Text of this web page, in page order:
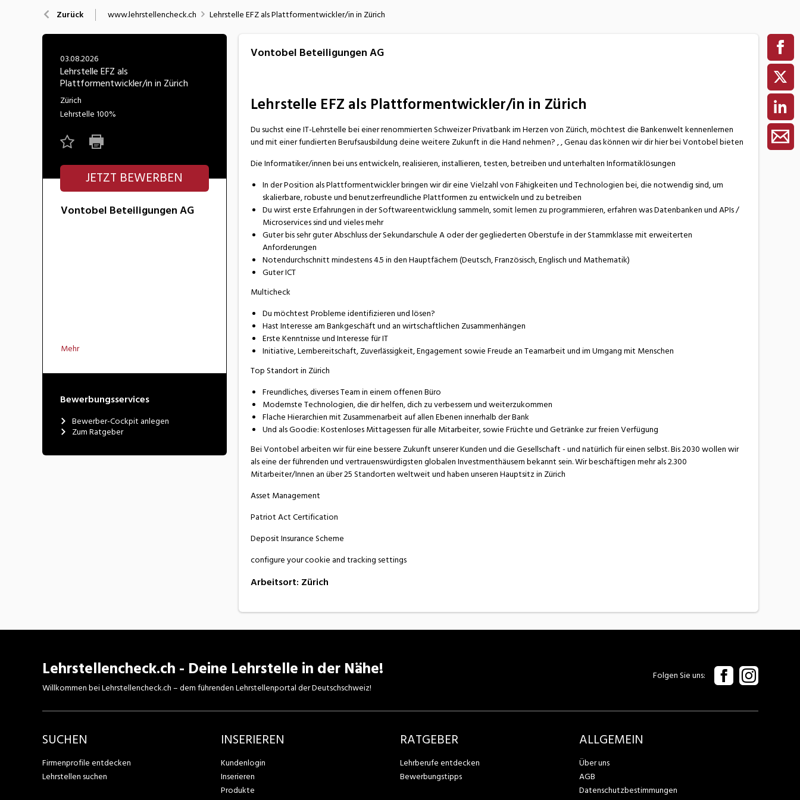
Nahrung
Wirtschaft/Verwaltung
Zurück www.lehrstellencheck.ch Lehrstelle EFZ als Plattformentwickler/in in Zürich
03.08.2026
Lehrstelle EFZ als
Plattformentwickler/in in Zürich
Zürich
Lehrstelle100%
JETZT BEWERBEN
Vontobel Beteiligungen AG
Mehr
Bewerbungsservices
Bewerber-Cockpit anlegen
Zum Ratgeber
Vontobel Beteiligungen AG
Lehrstelle EFZ als Plattformentwickler/in in Zürich
Du suchst eine IT-Lehrstelle bei einer renommierten Schweizer Privatbank im Herzen von Zürich, möchtest die Bankenwelt kennenlernen
und mit einer fundierten Berufsausbildung deine weitere Zukunft in die Hand nehmen? , , Genau das können wir dir hier bei Vontobel bieten
Die Informatiker/innen bei uns entwickeln, realisieren, installieren, testen, betreiben und unterhalten Informatiklösungen
In der Position als Plattformentwickler bringen wir dir eine Vielzahl von Fähigkeiten und Technologien bei, die notwendig sind, um
skalierbare, robuste und benutzerfreundliche Plattformen zu entwickeln und zu betreiben
Du wirst erste Erfahrungen in der Softwareentwicklung sammeln, somit lernen zu programmieren, erfahren was Datenbanken und APIs /
Microservices sind und vieles mehr
Guter bis sehr guter Abschluss der Sekundarschule A oder der gegliederten Oberstufe in der Stammklasse mit erweiterten
Anforderungen
Notendurchschnitt mindestens 4.5 in den Hauptfächern (Deutsch, Französisch, Englisch und Mathematik)
Guter ICT
Multicheck
Du möchtest Probleme identifizieren und lösen?
Hast Interesse am Bankgeschäft und an wirtschaftlichen Zusammenhängen
Erste Kenntnisse und Interesse für IT
Initiative, Lernbereitschaft, Zuverlässigkeit, Engagement sowie Freude an Teamarbeit und im Umgang mit Menschen
Top Standort in Zürich
Freundliches, diverses Team in einem offenen Büro
Modernste Technologien, die dir helfen, dich zu verbessern und weiterzukommen
Flache Hierarchien mit Zusammenarbeit auf allen Ebenen innerhalb der Bank
Und als Goodie: Kostenloses Mittagessen für alle Mitarbeiter, sowie Früchte und Getränke zur freien Verfügung
Bei Vontobel arbeiten wir für eine bessere Zukunft unserer Kunden und die Gesellschaft - und natürlich für einen selbst. Bis 2030 wollen wir
als eine der führenden und vertrauenswürdigsten globalen Investmenthäusern bekannt sein. Wir beschäftigen mehr als 2.300
Mitarbeiter/Innen an über 25 Standorten weltweit und haben unseren Hauptsitz in Zürich
Asset Management
Patriot Act Certification
Deposit Insurance Scheme
configure your cookie and tracking settings
Arbeitsort: Zürich
Lehrstellencheck.ch - Deine Lehrstelle in der Nähe!
Willkommen bei Lehrstellencheck.ch – dem führenden Lehrstellenportal der Deutschschweiz!
Folgen Sie uns
SUCHEN
Firmenprofile entdecken
Lehrstellen suchen
INSERIEREN
Kundenlogin
Inserieren
Produkte
RATGEBER
Lehrberufe entdecken
Bewerbungstipps
ALLGEMEIN
Über uns
AGB
Datenschutzbestimmungen